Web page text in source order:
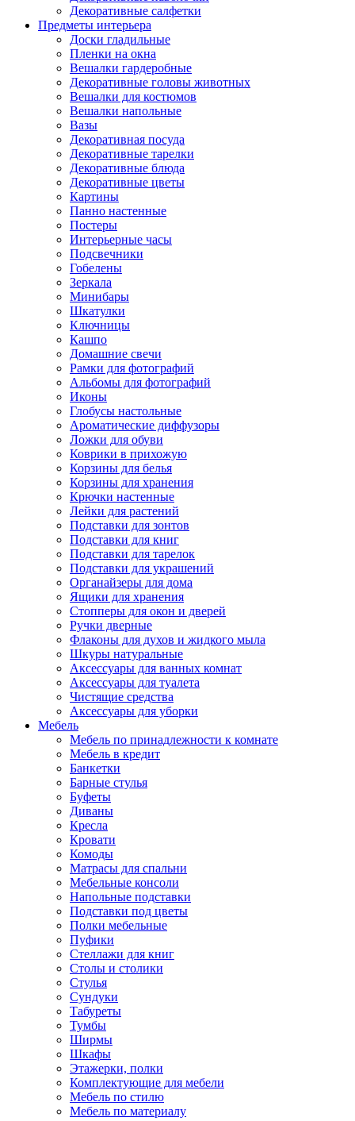
Декоративные салфетки
Предметы интерьера
Доски гладильные
Пленки на окна
Вешалки гардеробные
Декоративные головы животных
Вешалки для костюмов
Вешалки напольные
Вазы
Декоративная посуда
Декоративные тарелки
Декоративные блюда
Декоративные цветы
Картины
Панно настенные
Постеры
Интерьерные часы
Подсвечники
Гобелены
Зеркала
Минибары
Шкатулки
Ключницы
Кашпо
Домашние свечи
Рамки для фотографий
Альбомы для фотографий
Иконы
Глобусы настольные
Ароматические диффузоры
Ложки для обуви
Коврики в прихожую
Корзины для белья
Корзины для хранения
Крючки настенные
Лейки для растений
Подставки для зонтов
Подставки для книг
Подставки для тарелок
Подставки для украшений
Органайзеры для дома
Ящики для хранения
Стопперы для окон и дверей
Ручки дверные
Флаконы для духов и жидкого мыла
Шкуры натуральные
Аксессуары для ванных комнат
Аксессуары для туалета
Чистящие средства
Аксессуары для уборки
Мебель
Мебель по принадлежности к комнате
Мебель в кредит
Банкетки
Барные стулья
Буфеты
Диваны
Кресла
Кровати
Комоды
Матрасы для спальни
Мебельные консоли
Напольные подставки
Подставки под цветы
Полки мебельные
Пуфики
Стеллажи для книг
Столы и столики
Стулья
Сундуки
Табуреты
Тумбы
Ширмы
Шкафы
Этажерки, полки
Комплектующие для мебели
Мебель по стилю
Мебель по материалу